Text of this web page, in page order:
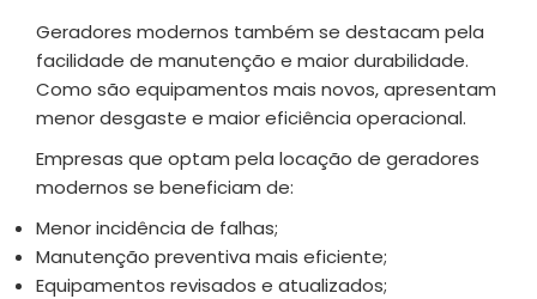
Geradores modernos também se destacam pela
facilidade de manutenção e maior durabilidade.
Como são equipamentos mais novos, apresentam
menor desgaste e maior eficiência operacional.
Empresas que optam pela locação de geradores
modernos se beneficiam de:
Menor incidência de falhas;
Manutenção preventiva mais eficiente;
Equipamentos revisados e atualizados;